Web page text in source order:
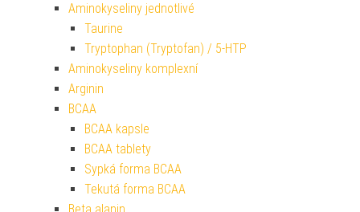
Aminokyseliny jednotlivé
Taurine
Tryptophan (Tryptofan) / 5-HTP
Aminokyseliny komplexní
Arginin
BCAA
BCAA kapsle
BCAA tablety
Sypká forma BCAA
Tekutá forma BCAA